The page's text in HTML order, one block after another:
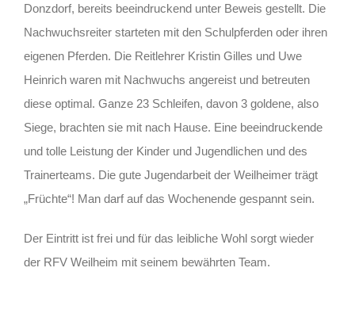
Donzdorf, bereits beeindruckend unter Beweis gestellt. Die
Nachwuchsreiter starteten mit den Schulpferden oder ihren
eigenen Pferden. Die Reitlehrer Kristin Gilles und Uwe
Heinrich waren mit Nachwuchs angereist und betreuten
diese optimal. Ganze 23 Schleifen, davon 3 goldene, also
Siege, brachten sie mit nach Hause. Eine beeindruckende
und tolle Leistung der Kinder und Jugendlichen und des
Trainerteams. Die gute Jugendarbeit der Weilheimer trägt
„Früchte“! Man darf auf das Wochenende gespannt sein.
Der Eintritt ist frei und für das leibliche Wohl sorgt wieder
der RFV Weilheim mit seinem bewährten Team.